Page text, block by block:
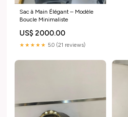
Sac à Main Élégant – Modèle
Boucle Minimaliste
US$ 2000.00
★★★★★ 5.0 (21 reviews)